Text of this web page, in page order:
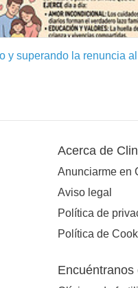
y superando la renuncia al
Acerca de
Anunciarme en
Aviso legal
Política de
Política de
Encuéntranos